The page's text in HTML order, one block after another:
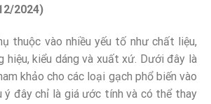
2024)
thuộc vào nhiều yếu tố như chất liệu,
hiệu, kiểu dáng và xuất xứ. Dưới đây là
khảo cho các loại gạch phổ biến vào
ý đây chỉ là giá ước tính và có thể thay